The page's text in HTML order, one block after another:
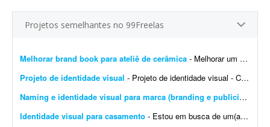
Projetos semelhantes no 99Freelas
Melhorar brand book para ateliê de cerâmica - Melhorar um brand book existente para um ateliê de cerâmica, além de toda a parte de papelaria; por exemplo: - Essência da marca - Propósito - Missão - Vis&a...
Projeto de identidade visual - Projeto de identidade visual - CJ Gonçalves 1. Sobre o projeto Estamos desenvolvendo a nova identidade visual da CJ Gonçalves, uma empresa do segmento imobiliário que atua co...
Naming e identidade visual para marca (branding e publicidade)
Identidade visual para casamento - Estou em busca de um(a) designer para desenvolver a identidade visual para o meu casamento. O estilo será inspirado no universo medieval/encantado; temos como referência O Senhor dos A...